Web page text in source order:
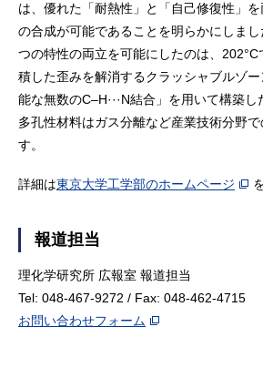
は、優れた「耐熱性」と「自己修復性」
の合成が可能であることを明らかにしま
つの特性の両立を可能にしたのは、
積した歪みを解消するクラッシャブルゾ
能な無数のC–H···N結合」を用いて構築
多孔性材料はガス分離など産業技術分野
す。
詳細は東京大学工学部のホームページ
報道担当
理化学研究所 広報室 報道担当
Tel: 048-467-9272 / Fax: 048-462-4715
お問い合わせフォーム